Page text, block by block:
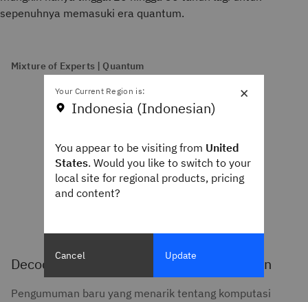
sepenuhnya memasuki era quantum.
Mixture of Experts | Quantum
Decoding AI: Rangkuman Berita Mingguan
Pengumuman baru yang menarik tentang komputasi
×
Your Current Region is:
Indonesia (Indonesian)
You appear to be visiting from United
States. Would you like to switch to your
local site for regional products, pricing
and content?
Cancel Update